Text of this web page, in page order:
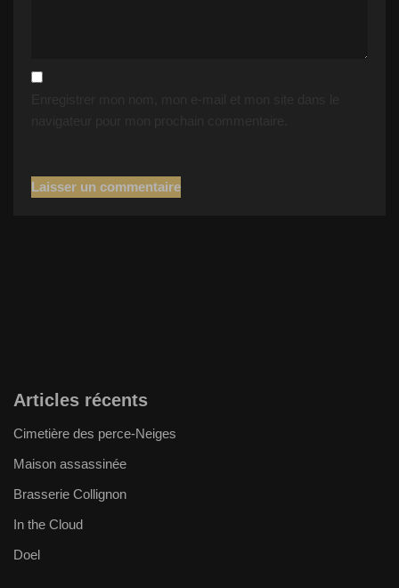
Articles récents
Cimetière des perce-Neiges
Maison assassinée
Brasserie Collignon
In the Cloud
Doel